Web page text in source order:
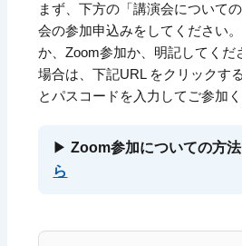
まず、下方の「講演会について
会の参加申込みをしてください
か、Zoom参加か、明記してくだ
場合は、下記URL をクリックす
とパスコードを入力してご参加く
▶Zoom参加についての方
ら